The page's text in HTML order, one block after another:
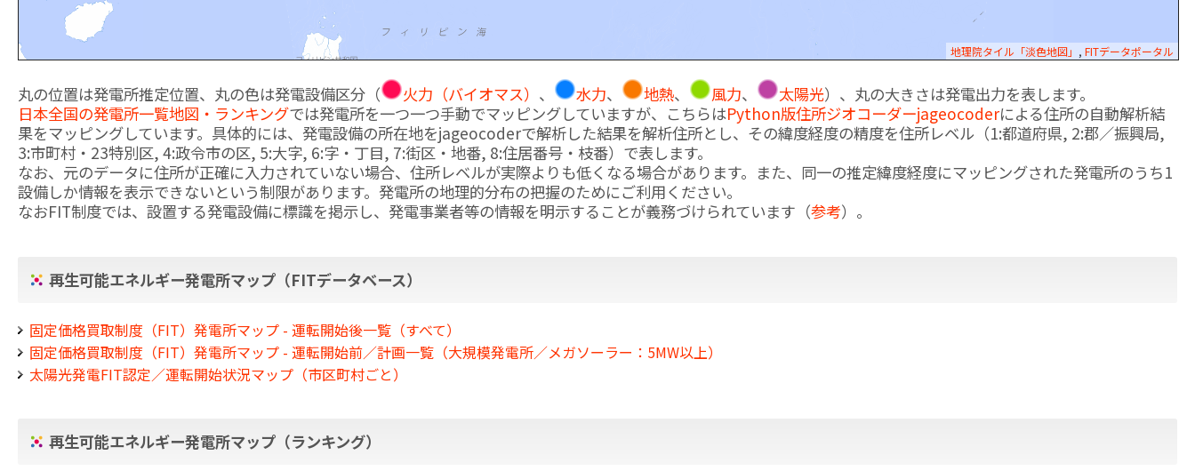
地理院タイル「淡色地図」 , FITデータポータル
丸の位置は発電所推定位置、丸の色は発電設備区分（ 火力（バイオマス） 、 水力、 地熱、 風力、 太陽光）、丸の大きさは発電出力を表します。
日本全国の発電所一覧地図・ランキングでは発電所を一つ一つ手動でマッピングしていますが、こちらはPython版住所ジオコーダーjageocoderによる住所の自動解析結
果をマッピングしています。具体的には、発電設備の所在地をjageocoderで解析した結果を解析住所とし、その緯度経度の精度を住所レベル（1:都道府県, 2:郡／振興局,
3:市町村・23特別区, 4:政令市の区, 5:大字, 6:字・丁目, 7:街区・地番, 8:住居番号・枝番）で表します。
なお、元のデータに住所が正確に入力されていない場合、住所レベルが実際よりも低くなる場合があります。また、同一の推定緯度経度にマッピングされた発電所のうち1
設備しか情報を表示できないという制限があります。発電所の地理的分布の把握のためにご利用ください。
なおFIT制度では、設置する発電設備に標識を掲示し、発電事業者等の情報を明示することが義務づけられています（参考）。
再生可能エネルギー発電所マップ（FITデータベース）
固定価格買取制度（FIT）発電所マップ - 運転開始後一覧（すべて）
固定価格買取制度（FIT）発電所マップ - 運転開始前／計画一覧（大規模発電所／メガソーラー：5MW以上）
太陽光発電FIT認定／運転開始状況マップ（市区町村ごと）
再生可能エネルギー発電所マップ（ランキング）